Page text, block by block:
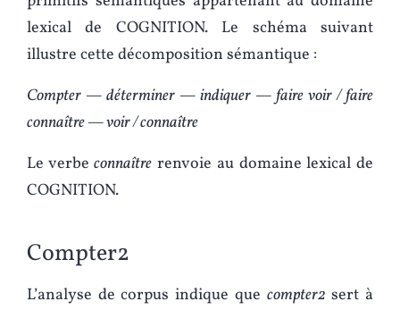
lexical de COGNITION. Le schéma suivant
illustre cette décomposition sémantique :
Compter — déterminer — indiquer — faire voir / faire
connaître — voir / connaître
Le verbeconnaître renvoie au domaine lexical de
COGNITION.
Compter2
L’analyse de corpus indique que compter2 sert à